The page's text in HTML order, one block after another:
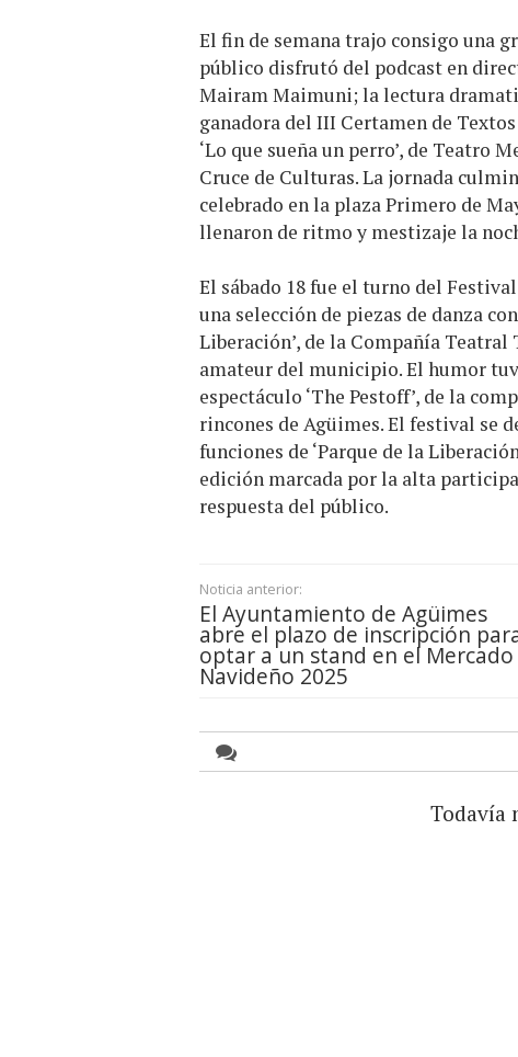
El fin de semana trajo consigo una
público disfrutó del podcast en
Mairam Maimuni; la lectura
ganadora del III Certamen de
‘Lo que sueña un perro’, de Teatro
Cruce de Culturas. La jornada
celebrado en la plaza Primero de
llenaron de ritmo y mestizaje la
El sábado 18 fue el turno del
una selección de piezas de danza
Liberación’, de la Compañía
amateur del municipio. El humor
espectáculo ‘The Pestoff’, de la
rincones de Agüimes. El festival se
funciones de ‘Parque de la
edición marcada por la alta
respuesta del público.
Noticia anterior:
El Ayuntamiento de Agüimes
abre el plazo de inscripción
optar a un stand en el Mercado
Navideño 2025
Todavía